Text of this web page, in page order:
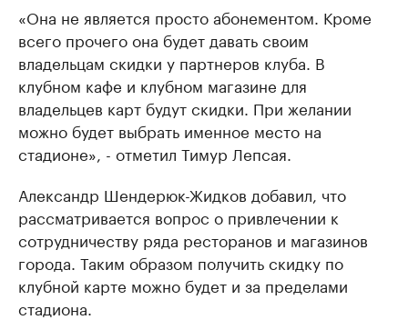
«Она не является просто абонементом. Кроме
всего прочего она будет давать своим
владельцам скидки у партнеров клуба. В
клубном кафе и клубном магазине для
владельцев карт будут скидки. При желании
можно будет выбрать именное место на
стадионе», - отметил Тимур Лепсая.
Александр Шендерюк-Жидков добавил, что
рассматривается вопрос о привлечении к
сотрудничеству ряда ресторанов и магазинов
города. Таким образом получить скидку по
клубной карте можно будет и за пределами
стадиона.